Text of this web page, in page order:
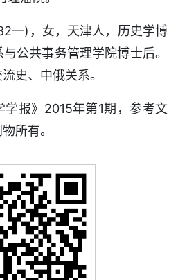
一)，女，天津人，历史学博
公共事务管理学院博士后。
史、中俄关系。
学报》2015年第1期，参考文
所有。